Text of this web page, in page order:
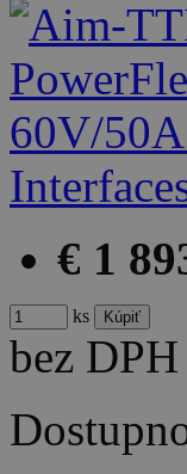
€ 1
ks
bez DPH